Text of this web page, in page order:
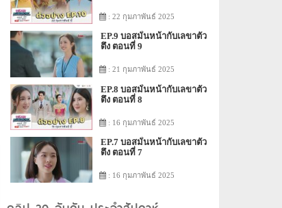
: 22 กุมภาพันธ์ 2025
EP.9 บอสมั่นหน้ากับเลขาตัว
ตึง ตอนที่ 9
: 21 กุมภาพันธ์ 2025
EP.8 บอสมั่นหน้ากับเลขาตัว
ตึง ตอนที่ 8
: 16 กุมภาพันธ์ 2025
EP.7 บอสมั่นหน้ากับเลขาตัว
ตึง ตอนที่ 7
: 16 กุมภาพันธ์ 2025